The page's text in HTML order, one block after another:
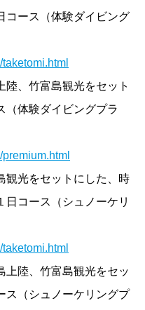
コース（体験ダイビング
、竹富島観光をセット
（体験ダイビングプラ
光をセットにした、時
日コース（シュノーケリ
陸、竹富島観光をセッ
ス（シュノーケリングプ